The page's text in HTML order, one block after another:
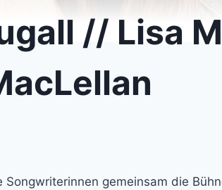
// Lisa
gemeinsam die